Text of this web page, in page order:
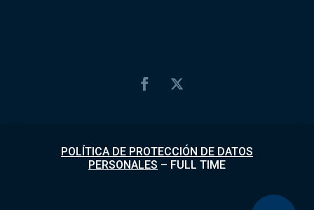
POLÍTICA DE PROTECCIÓN DE DATOS
PERSONALES – FULL TIME